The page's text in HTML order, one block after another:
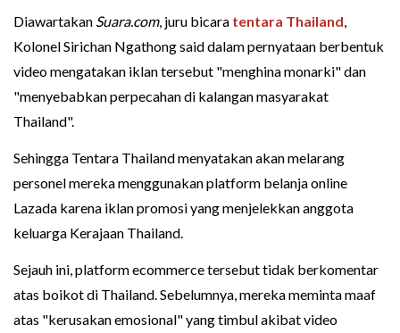
Diawartakan Suara.com, juru bicara tentara Thailand,
Kolonel Sirichan Ngathong said dalam pernyataan berbentuk
video mengatakan iklan tersebut "menghina monarki" dan
"menyebabkan perpecahan di kalangan masyarakat
Thailand".
Sehingga Tentara Thailand menyatakan akan melarang
personel mereka menggunakan platform belanja online
Lazada karena iklan promosi yang menjelekkan anggota
keluarga Kerajaan Thailand.
Sejauh ini, platform ecommerce tersebut tidak berkomentar
atas boikot di Thailand. Sebelumnya, mereka meminta maaf
atas "kerusakan emosional" yang timbul akibat video